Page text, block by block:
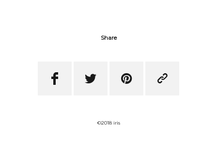
Share
   
©2018 iris